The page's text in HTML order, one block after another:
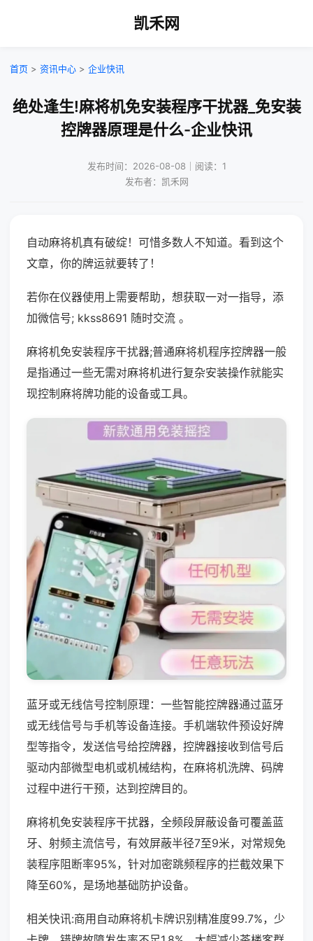
凯禾网
首页 > 资讯中心 > 企业快讯
绝处逢生!麻将机免安装程序干扰器_免安装
控牌器原理是什么-企业快讯
发布时间：2026-08-08｜阅读：1
发布者：凯禾网
自动麻将机真有破绽！可惜多数人不知道。看到这个
文章，你的牌运就要转了！
若你在仪器使用上需要帮助，想获取一对一指导，添
加微信号; kkss8691 随时交流 。
麻将机免安装程序干扰器;普通麻将机程序控牌器一般
是指通过一些无需对麻将机进行复杂安装操作就能实
现控制麻将牌功能的设备或工具。
蓝牙或无线信号控制原理：一些智能控牌器通过蓝牙
或无线信号与手机等设备连接。手机端软件预设好牌
型等指令，发送信号给控牌器，控牌器接收到信号后
驱动内部微型电机或机械结构，在麻将机洗牌、码牌
过程中进行干预，达到控牌目的。
麻将机免安装程序干扰器，全频段屏蔽设备可覆盖蓝
牙、射频主流信号，有效屏蔽半径7至9米，对常规免
装程序阻断率95%，针对加密跳频程序的拦截效果下
降至60%，是场地基础防护设备。
相关快讯:商用自动麻将机卡牌识别精准度99.7%，少